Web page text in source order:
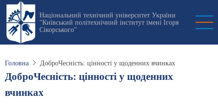
Перейти
основного
вмісту
Національний технічний університет України
"Київський політехнічний інститут імені Ігоря
Сікорського"
Головна ДоброЧесність: цінності у щоденних вчинках
ДоброЧесність: цінності у щоденних
вчинках